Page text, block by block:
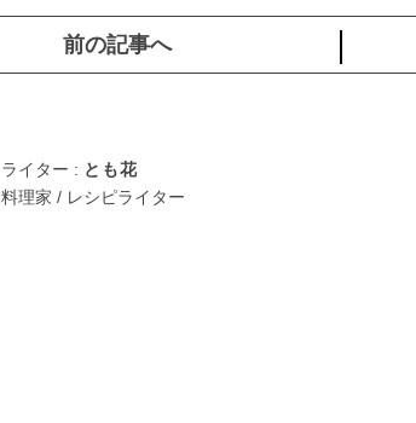
前の記事へ
ライター : とも花
料理家 / レシピライター